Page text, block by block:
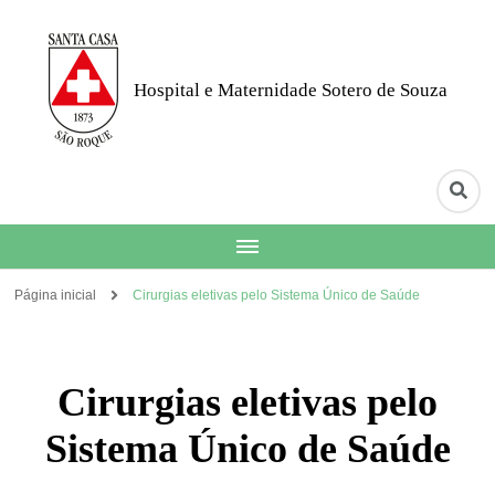
Hospital e Maternidade Sotero de Souza
Página inicial Cirurgias eletivas pelo Sistema Único de Saúde
Cirurgias eletivas pelo
Sistema Único de Saúde